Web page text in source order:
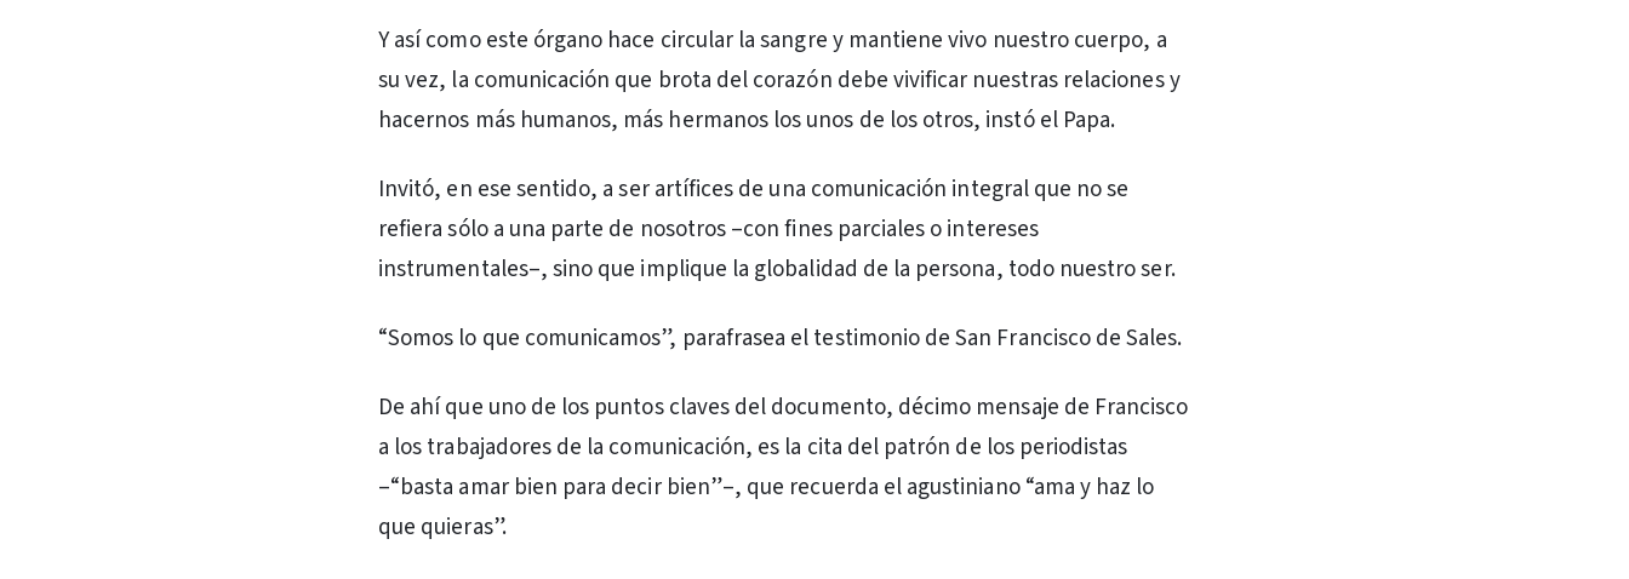
Y así como este órgano hace circular la sangre y mantiene vivo nuestro cuerpo, a
su vez, la comunicación que brota del corazón debe vivificar nuestras relaciones y
hacernos más humanos, más hermanos los unos de los otros, instó el Papa.
Invitó, en ese sentido, a ser artífices de una comunicación integral que no se
refiera sólo a una parte de nosotros –con fines parciales o intereses
instrumentales–, sino que implique la globalidad de la persona, todo nuestro ser.
“Somos lo que comunicamos”, parafrasea el testimonio de San Francisco de Sales.
De ahí que uno de los puntos claves del documento, décimo mensaje de Francisco
a los trabajadores de la comunicación, es la cita del patrón de los periodistas
–“basta amar bien para decir bien”–, que recuerda el agustiniano “ama y haz lo
que quieras”.